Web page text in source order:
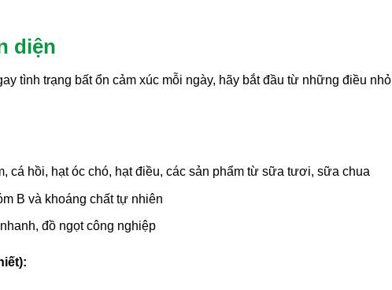
diện
tình trạng bất ổn cảm xúc mỗi ngày, hãy bắt đầu từ những điều nhỏ
cá hồi, hạt óc chó, hạt điều, các sản phẩm từ sữa tươi, sữa chua
B và khoáng chất tự nhiên
đồ ngọt công nghiệp